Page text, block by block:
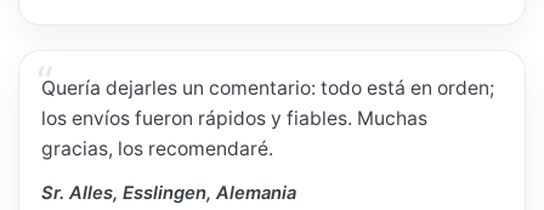
Quería dejarles un comentario: todo está en orden;
los envíos fueron rápidos y fiables. Muchas
gracias, los recomendaré.
Sr. Alles, Esslingen, Alemania